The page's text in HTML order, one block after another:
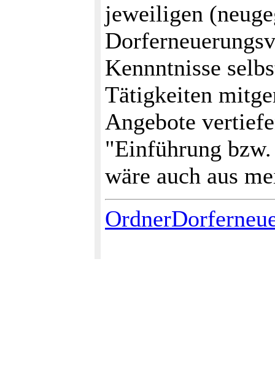
jeweiligen
Kennntnisse
Tätigkeiten
Angebote
"Einführung
wäre auch aus